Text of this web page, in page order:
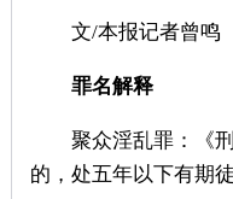
文/本报记者曾鸣
罪名解释
聚众淫乱罪：《刑
的，处五年以下有期